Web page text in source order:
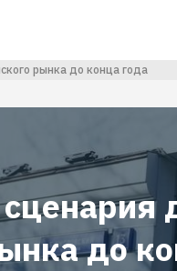
рынка до конца года
до